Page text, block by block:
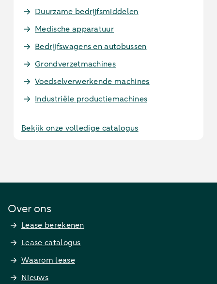
Duurzame bedrijfsmiddelen
Medische apparatuur
Bedrijfswagens en autobussen
Grondverzetmachines
Voedselverwerkende machines
Industriële productiemachines
Bekijk onze volledige catalogus
Over ons
Lease berekenen
Lease catalogus
Waarom lease
Nieuws